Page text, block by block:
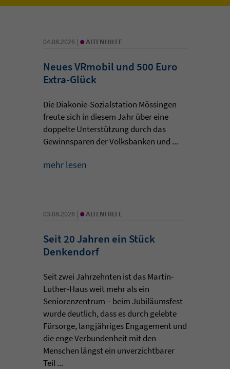
04.08.2026 | • ALTENHILFE
Neues VRmobil und 500 Euro
Extra-Glück
Die Diakonie-Sozialstation Mössingen
freute sich in diesem Jahr über eine
doppelte Unterstützung durch das
Gewinnsparen der Volksbanken und ...
mehr lesen
03.08.2026 | • ALTENHILFE
Seit 20 Jahren ein Stück
Denkendorf
Seit zwei Jahrzehnten ist das Martin-
Luther-Haus weit mehr als ein
Seniorenzentrum – beim Jubiläumsfest
wurde deutlich, dass es durch gelebte
Fürsorge, langjähriges Engagement und
die enge Verbundenheit mit den
Menschen längst ein unverzichtbarer
Teil ...